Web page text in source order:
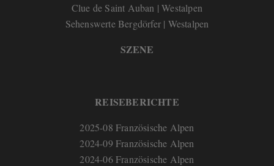
Clue de Saint Auban | Westalpen
Sehenswerte Bergdörfer | Westalpen
SZENE
REISEBERICHTE
2025-08 Französische Alpen
2024-09 Französische Alpen
2024-06 Französische Alpen